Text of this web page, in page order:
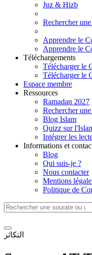
Juz & Hizb
Rechercher
Apprendre le
Apprendre le
Téléchargements
Télécharger le
Télécharger le
Espace membre
Ressources
Ramadan 2027
Rechercher
Blog Islam
Quizz sur
Intégrer les
Informations et
Blog
Qui suis-je ?
Nous contacter
Mentions
Politique de
التكاثر